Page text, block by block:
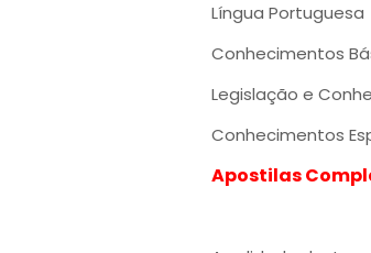
Língua Portuguesa
Conhecimentos
Legislação e
Conhecimentos
Apostilas